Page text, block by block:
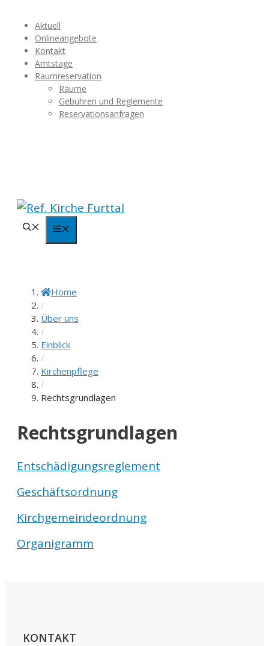
zum
Inhalt
Aktuell
Onlineangebote
Kontakt
Amtstage
Raumreservation
Räume
Gebühren und Reglemente
Reservationsanfragen
Home
/
Über uns
/
Einblick
/
Kirchenpflege
/
Rechtsgrundlagen
Rechtsgrundlagen
Entschädigungsreglement
Geschäftsordnung
Kirchgemeindeordnung
Organigramm
KONTAKT